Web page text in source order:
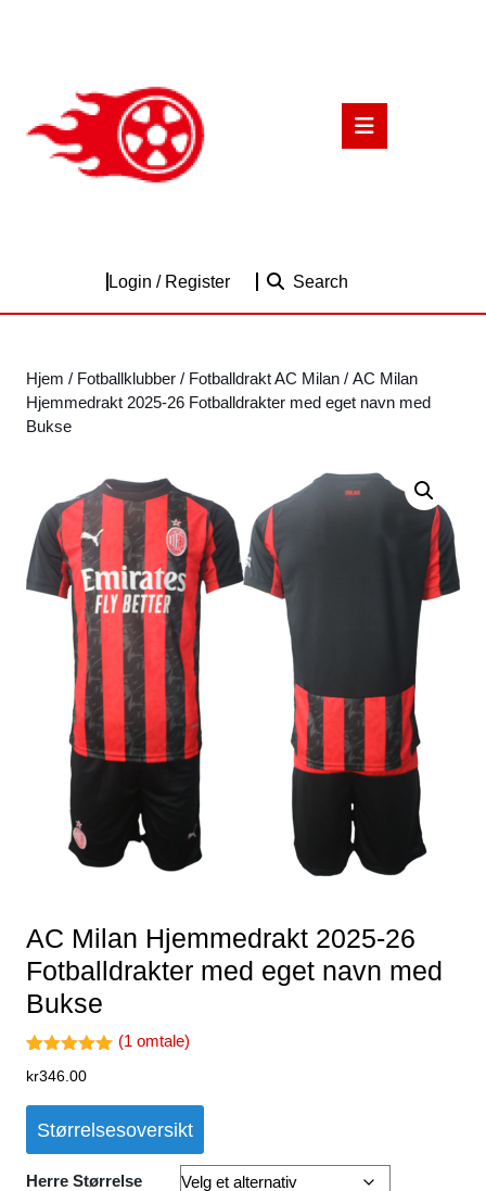
Login / RegisterLogin
Search
Hjem / Fotballklubber / Fotballdrakt AC Milan / AC Milan
Hjemmedrakt 2025-26 Fotballdrakter med eget navn med
Bukse
AC Milan Hjemmedrakt 2025-26
Fotballdrakter med eget navn med
Bukse
5.00av 5
ing
(1 omtale)
kr346.00
Størrelsesoversikt
Herre Størrelse